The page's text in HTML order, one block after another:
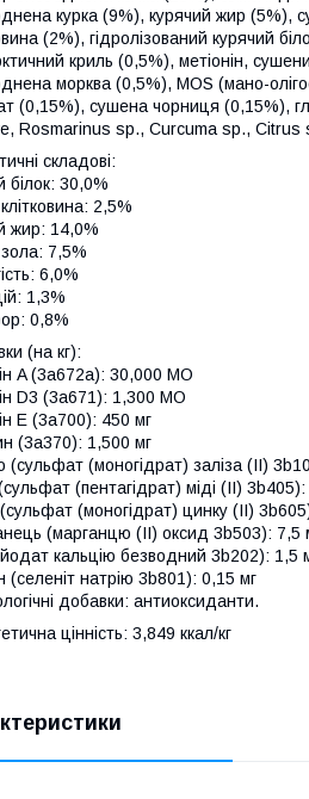
курка (9%), курячий жир (5%),
(2%), гідролізований курячий
криль (0,5%), метіонін,
морква (0,5%), MOS (мано-
(0,15%), сушена чорниця (0,15%),
Rosmarinus sp., Curcuma sp., Citrus
складові:
білок: 30,0%
2,5%
жир: 14,0%
7,5%
6,0%
1,3%
0,8%
(на кг):
A (3a672a): 30,000 МО
D3 (3a671): 1,300 МО
E (3a700): 450 мг
(3a370): 1,500 мг
(сульфат (моногідрат) заліза (II)
(пентагідрат) міді (II)
(моногідрат) цинку (II)
(марганцю (II) оксид 3b503): 7,5
кальцію безводний 3b202): 1,5
(селеніт натрію 3b801): 0,15 мг
добавки: антиоксиданти.
цінність: 3,849 ккал/кг